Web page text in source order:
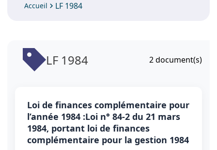
Accueil LF 1984
LF 1984 2document(s)
Loi de finances complémentaire pour
l’année 1984 :Loi n° 84-2 du 21 mars
1984, portant loi de finances
complémentaire pour la gestion 1984